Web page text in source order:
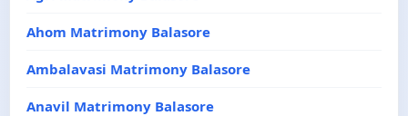
Ahom Matrimony Balasore
Ambalavasi Matrimony Balasore
Anavil Matrimony Balasore